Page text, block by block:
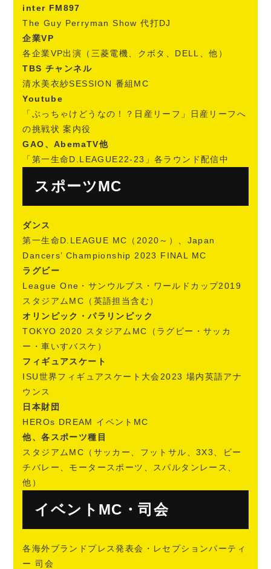
inter FM897
The Guy Perryman Show 代打DJ
企業VP
各企業VP出演（三菱電機、クボタ、DELL、他）
TBS チャンネル
清水美衣紗SESSION 番組MC
Youtube
「ぶっちゃけどうなの！？日産リーフ」日産リーフへ
の挑戦状 案内役
GAO、AbemaTV他
「第一生命D.LEAGUE22-23」各ラウンド配信中
スポーツMC
ダンス
第一生命D.LEAGUE MC（2020～）、Japan
Dancers’ Championship 2023 FINAL MC
ラグビー
League One・サンウルブス・ワールドカップ2019
スタジアムMC（英語担当含む）
オリンピック・パラリンピック
TOKYO 2020 スタジアムMC（ラグビー・サッカ
ー・車いすバスケ）
フィギュアスケート
ISU世界フィギュアスケート大会2023 場内英語アナ
ウンス
日本財団
HEROs DREAM イベントMC
他、各スポーツ種目
スタジアムMC（サッカー、フットサル、3X3、ビー
チバレー、モータースポーツ、スパルタンレース、
他）
イベントMC・司会
各海外ブランドプレス発表会・レセプションパーティ
ー 司会